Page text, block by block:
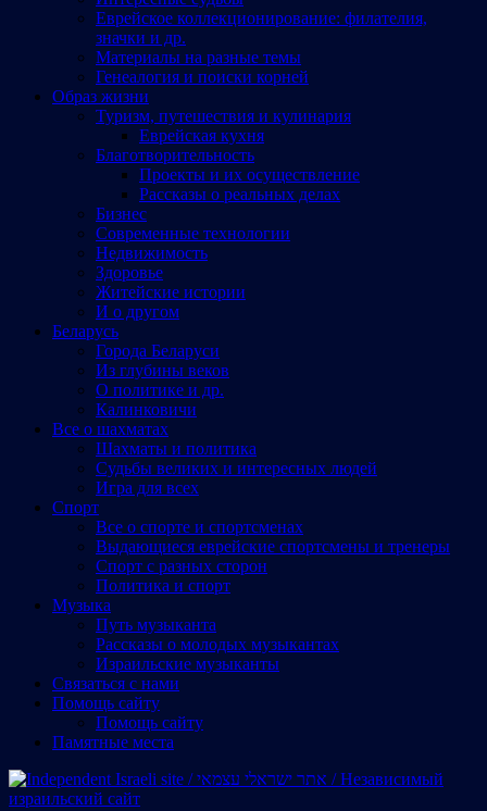
Еврейское коллекционирование: филателия,
значки и др.
Материалы на разные темы
Генеалогия и поиски корней
Образ жизни
Туризм, путешествия и кулинария
Еврейская кухня
Благотворительность
Проекты и их осуществление
Рассказы о реальных делах
Бизнес
Современные технологии
Недвижимость
Здоровье
Житейские истории
И о другом
Беларусь
Города Беларуси
Из глубины веков
О политике и др.
Калинковичи
Все о шахматах
Шахматы и политика
Судьбы великих и интересных людей
Игра для всех
Спорт
Все о спорте и спортсменах
Выдающиеся еврейские спортсмены и тренеры
Спорт с разных сторон
Политика и спорт
Музыка
Путь музыканта
Рассказы о молодых музыкантах
Израильские музыканты
Cвязаться с нами
Помощь сайту
Помощь сайту
Памятные места